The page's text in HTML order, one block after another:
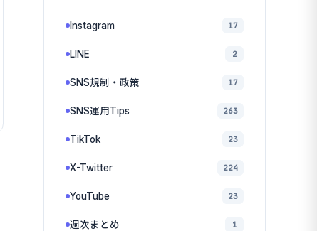
Instagram 17
LINE 2
SNS規制・政策 17
SNS運用Tips 263
TikTok 23
X-Twitter 224
YouTube 23
週次まとめ 1